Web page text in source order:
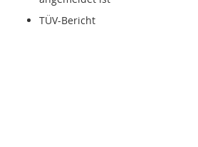
TÜV-Bericht